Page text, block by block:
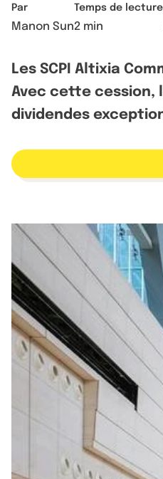
Par
Manon Sun
Temps de lecture
2 min
Les SCPI Altixia
Avec cette cession,
dividendes